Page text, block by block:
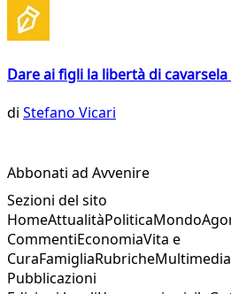
Dare ai figli la libertà di
di Stefano Vicari
Abbonati ad Avvenire
Sezioni del sito
HomeAttualitàPoliticaMondo
CommentiEconomiaVita e
CuraFamigliaRubricheMultimedia
Pubblicazioni